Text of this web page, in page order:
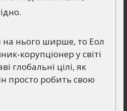
нього ширше, то Еол
корупціонер у світі
глобальні цілі, як
просто робить свою